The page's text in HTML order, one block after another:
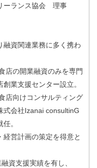
ーランス協会 理事
融資関連業務に多く携わ
店の開業融資のみを専門
業支援センター設立。
店向けコンサルティング
式会社Izanai consultinG
。
経営計画の策定を得意と
資支援実績を有し、